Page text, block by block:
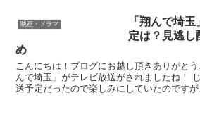
映画・ドラマ
「翔んで埼
定は？見逃し
め
こんにちは！ブログにお越し頂きありがと
んで埼玉」がテレビ放送がされましたね！
送予定だったので楽しみにしていたのです